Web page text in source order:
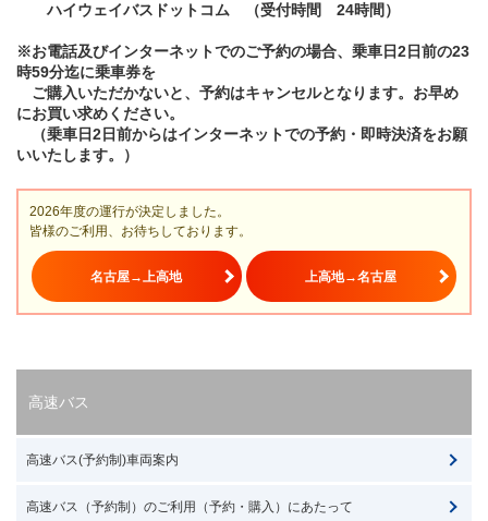
ハイウェイバスドットコム （受付時間 24時間）
※お電話及びインターネットでのご予約の場合、乗車日2日前の23
時59分迄に乗車券を
ご購入いただかないと、予約はキャンセルとなります。お早め
にお買い求めください。
（乗車日2日前からはインターネットでの予約・即時決済をお願
いいたします。）
2026年度の運行が決定しました。
皆様のご利用、お待ちしております。
名古屋→上高地 上高地→名古屋
高速バス
高速バス(予約制)車両案内
高速バス（予約制）のご利用（予約・購入）にあたって